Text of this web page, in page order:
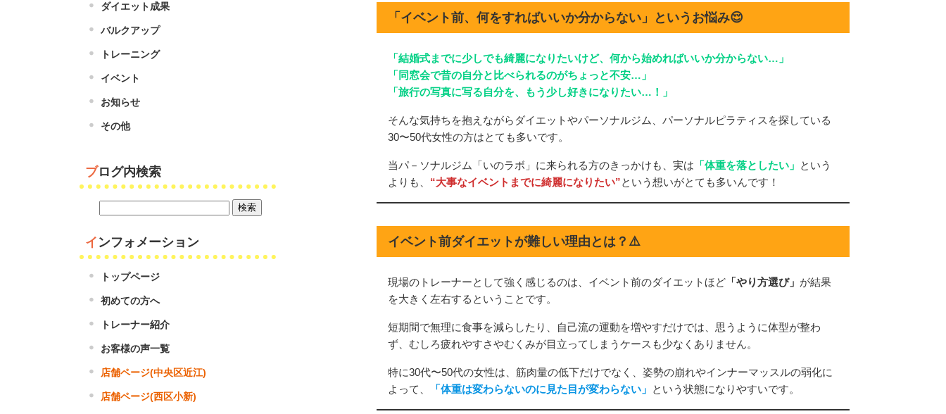
「イベント前、何をすればいいか分からない」というお悩み😌
「結婚式までに少しでも綺麗になりたいけど、何から始めればいいか分からない…」
「同窓会で昔の自分と比べられるのがちょっと不安…」
「旅行の写真に写る自分を、もう少し好きになりたい…！」
そんな気持ちを抱えながらダイエットやパーソナルジム、パーソナルピラティスを探している
30〜50代女性の方はとても多いです。
当パ－ソナルジム「いのラボ」に来られる方のきっかけも、実は 「体重を落としたい」 という
よりも、 “大事なイベントまでに綺麗になりたい”という想いがとても多いんです！
イベント前ダイエットが難しい理由とは？⚠️
現場のトレーナーとして強く感じるのは、イベント前のダイエットほど 「やり方選び」 が結果
を大きく左右するということです。
短期間で無理に食事を減らしたり、自己流の運動を増やすだけでは、思うように体型が整わ
ず、むしろ疲れやすさやむくみが目立ってしまうケースも少なくありません。
特に30代〜50代の女性は、筋肉量の低下だけでなく、姿勢の崩れやインナーマッスルの弱化に
よって、
「体重は変わらないのに見た目が変わらない」 という状態になりやすいです。
ダイエット成果
バルクアップ
トレーニング
イベント
お知らせ
その他
ブログ内検索
インフォメーション
トップページ
初めての方へ
トレーナー紹介
お客様の声一覧
店舗ページ(中央区近江)
店舗ページ(西区小新)